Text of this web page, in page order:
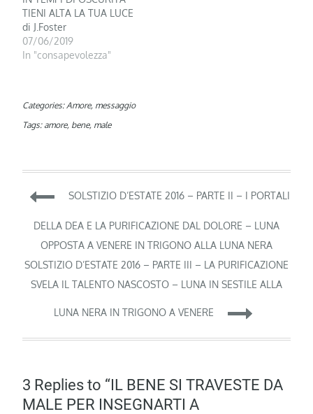
TIENI ALTA LA TUA LUCE
di J.Foster
07/06/2019
In "consapevolezza"
Categories: Amore, messaggio
Tags: amore, bene, male
Navigazione
articoli
SOLSTIZIO D’ESTATE 2016 – PARTE II – I PORTALI
DELLA DEA E LA PURIFICAZIONE DAL DOLORE – LUNA
OPPOSTA A VENERE IN TRIGONO ALLA LUNA NERA
SOLSTIZIO D’ESTATE 2016 – PARTE III – LA PURIFICAZIONE
SVELA IL TALENTO NASCOSTO – LUNA IN SESTILE ALLA
LUNA NERA IN TRIGONO A VENERE
3 Replies to “IL BENE SI TRAVESTE DA
MALE PER INSEGNARTI A